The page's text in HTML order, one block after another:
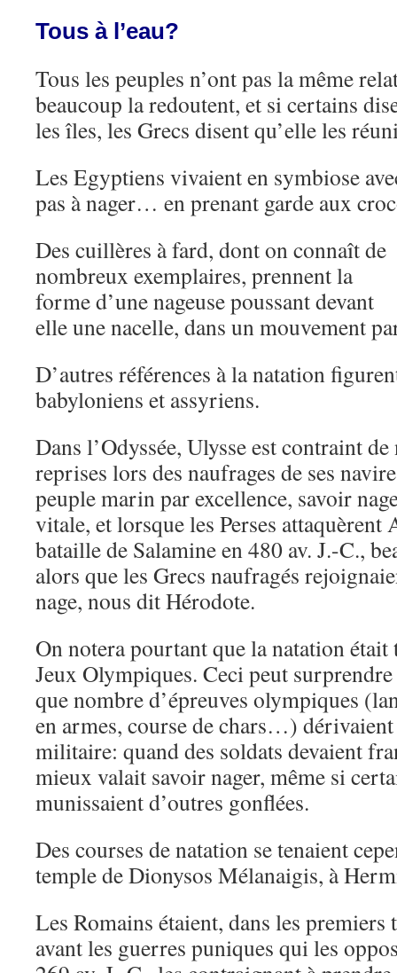
Tous à l’eau?
Tous les peuples n’ont pas la même
beaucoup la redoutent, et si certains
les îles, les Grecs disent qu’elle les
Les Egyptiens vivaient en symbiose
pas à nager… en prenant garde aux
Des cuillères à fard, dont on connaît de
nombreux exemplaires, prennent la
forme d’une nageuse poussant devant
elle une nacelle, dans un mouvement
D’autres références à la natation
babyloniens et assyriens.
Dans l’Odyssée, Ulysse est contraint
reprises lors des naufrages de ses
peuple marin par excellence, savoir
vitale, et lorsque les Perses attaquèrent
bataille de Salamine en 480 av. J.-C.,
alors que les Grecs naufragés
nage, nous dit Hérodote.
On notera pourtant que la natation était
Jeux Olympiques. Ceci peut
que nombre d’épreuves olympiques
en armes, course de chars…)
militaire: quand des soldats devaient
mieux valait savoir nager, même si
munissaient d’outres gonflées.
Des courses de natation se tenaient
temple de Dionysos Mélanaigis, à
Les Romains étaient, dans les premiers
avant les guerres puniques qui les